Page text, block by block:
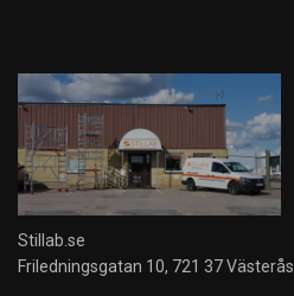
Stillab.se
Friledningsgatan 10, 721 37 Västerås